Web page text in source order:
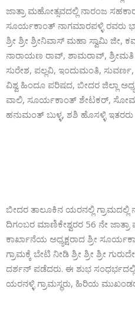
ಜಾತ್ರಾ ಮಹೋತ್ಸವದಲ್ಲಿ ನಾರಂಜ
ಸೂರ್ಯಕಾಂತ್ ನಾಗಮಾರಪಳ್ಳಿ ರವರು
ಶ್ರೀ ಶ್ರೀ ಶ್ರೀನಿವಾಸ್ ಮಹಾ ಸ್ವಾಮಿ
ನಾರಾಯಣ ರಾವ್, ಶಾಮರಾವ್,
ಸುರೇಶ, ಪಲ್ಲವಿ, ಇಂದುಮಂತಿ, ಸುವರ್ಣ,
ವಿಶ್ವ ಹಿಂದೂ ಪರಿಷದ, ಬೀದರ ಜಿಲ್ಲಾ
ವಾಲಿ, ಸೂರ್ಯಕಾಂತ್ ಶೇಟಕರ್,
ಹನುಮಂತ್ ಬುಳ್ಳ, ಶಶಿ ಹೊಸಳ್ಳಿ ಇತರರು
ಬೀದರ ತಾಲೂಕಿನ ಯರನಲ್ಲಿ ಗ್ರಾಮದಲ್ಲಿ
ದಿಗಂಬರ ಮಾಣಿಕೇಶ್ವರರ 56 ನೇ
ಕಾರ್ಖಾನೆಯ ಅಧ್ಯಕ್ಷರಾದ ಶ್ರೀ
ಗ್ರಾಮಕ್ಕೆ ಬೇಟಿ ನೀಡಿ ಶ್ರೀ ಶ್ರೀ ಶ್ರೀ
ದರ್ಶನ್ ಪಡೆದರು. ಈ ಶುಭ ಸಂಧರ್ಭದಲ್ಲಿ
ಯರನಳ್ಳಿ ಗ್ರಾಮಸ್ಥರು, ಹಿರಿಯ